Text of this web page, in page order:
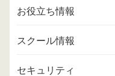
お役立ち情報
スクール情報
セキュリティ